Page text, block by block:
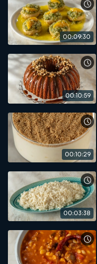
00:09:30
00:10:59
00:10:29
00:03:38